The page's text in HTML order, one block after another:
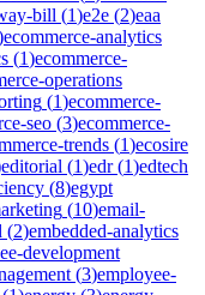
bill (1)e2e (2)eaa
ecommerce-analytics
(1)ecommerce-
operations
(1)ecommerce-
seo (3)ecommerce-
trends (1)ecosire
editorial (1)edr(1)edtech
(8)egypt
(10)email-
(2)embedded-analytics
development
(3)employee-